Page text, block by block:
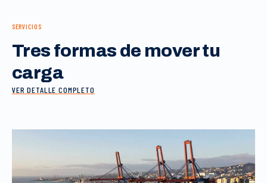
SERVICIOS
Tres formas de mover tu
carga
VER DETALLE COMPLETO